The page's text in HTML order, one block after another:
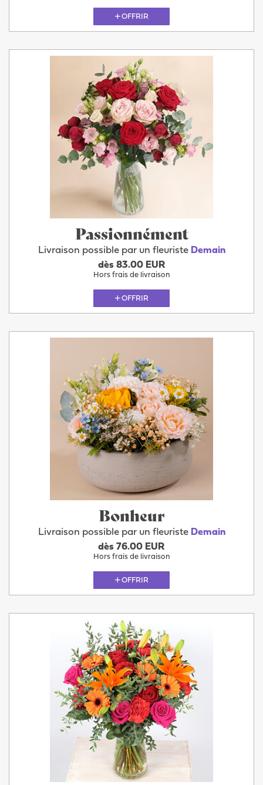
OFFRIR
Passionnément
Livraison possible par un fleuriste Demain
dès 83.00 EUR
Hors frais de livraison
OFFRIR
Bonheur
Livraison possible par un fleuriste Demain
dès 76.00 EUR
Hors frais de livraison
OFFRIR